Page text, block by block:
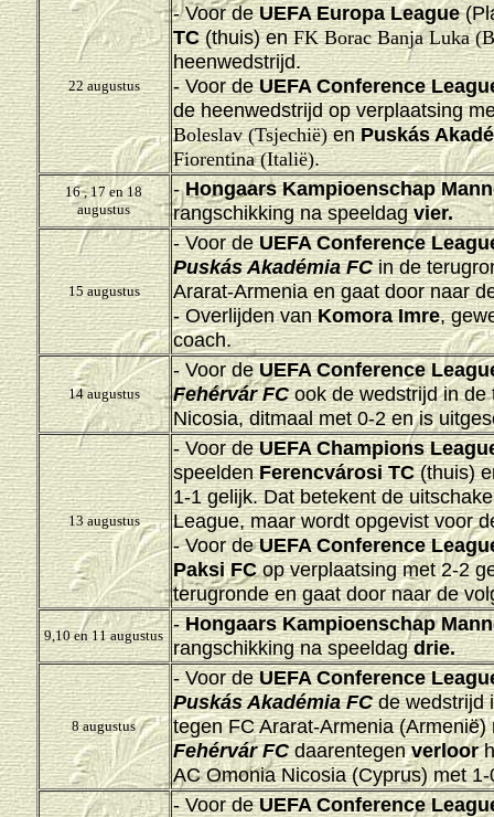
22 augustus
- Voor deUEFA Europa League
TC(thuis) enFK Borac Banja Luka
heenwedstrijd.
- Voor deUEFA Conference
de heenwedstrijd op verplaatsing
Boleslav (Tsjechië)enPuskás
Fiorentina (Italië).
16 , 17 en 18
augustus
-Hongaars Kampioenschap
rangschikking na speeldagvier.
15 augustus
- Voor deUEFA Conference
Puskás Akadémia FCin de
Ararat-Armenia en gaat door naar
- Overlijden vanKomora Imre,
coach.
14 augustus
- Voor deUEFA Conference
Fehérvár FCook de wedstrijd in
Nicosia, ditmaal met 0-2 en is
13 augustus
- Voor deUEFA Champions
speeldenFerencvárosi TC(thuis)
1-1 gelijk. Dat betekent de
League, maar wordt opgevist voor
- Voor deUEFA Conference
Paksi FCop verplaatsingmet 2-2
terugrondeen gaat door naar de
9,10 en 11 augustus
-Hongaars Kampioenschap
rangschikking na speeldagdrie.
8 augustus
- Voor deUEFA Conference
Puskás Akadémia FCde wedstrijd
tegen FC Ararat-Armenia (Armenië)
Fehérvár FCdaarentegenverloor
AC Omonia Nicosia (Cyprus) met 1-
- Voor deUEFA Conference